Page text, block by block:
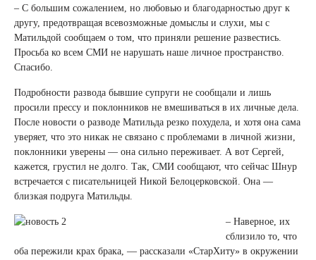
– С большим сожалением, но любовью и благодарностью друг к
другу, предотвращая всевозможные домыслы и слухи, мы с
Матильдой сообщаем о том, что приняли решение развестись.
Просьба ко всем СМИ не нарушать наше личное пространство.
Спасибо.
Подробности развода бывшие супруги не сообщали и лишь
просили прессу и поклонников не вмешиваться в их личные дела.
После новости о разводе Матильда резко похудела, и хотя она сама
уверяет, что это никак не связано с проблемами в личной жизни,
поклонники уверены — она сильно переживает. А вот Сергей,
кажется, грустил не долго. Так, СМИ сообщают, что сейчас Шнур
встречается с писательницей Никой Белоцерковской. Она —
близкая подруга Матильды.
– Наверное, их
сблизило то, что
оба пережили крах брака, — рассказали «СтарХиту» в окружении